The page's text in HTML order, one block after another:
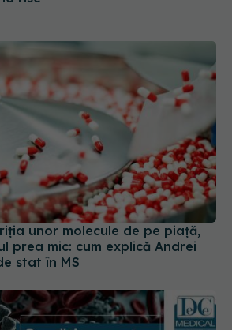
prea mic: cum explică Andrei
stat în MS